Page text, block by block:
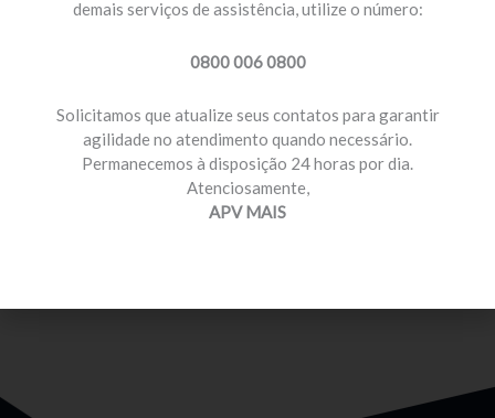
MOTORISTA PROFISSIONAL
Temos planos e preços com diferenciais para você
demais serviços de assistência, utilize o número:
0800 006 0800
Solicitamos que atualize seus contatos para garantir
agilidade no atendimento quando necessário.
Permanecemos à disposição 24 horas por dia.
Atenciosamente,
APV MAIS